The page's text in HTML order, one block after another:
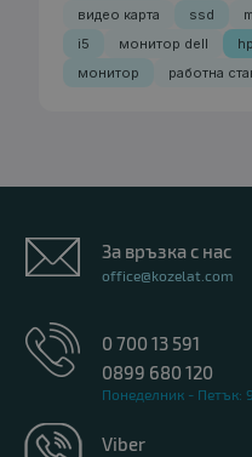
видео карта
ssd
i5
монитор dell
монитор
работна
За връзка с нас
office@kozelat.com
0 700 13 591
0899 680 120
Понеделник - Петък:
Viber